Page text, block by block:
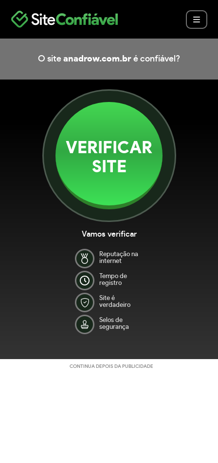
O site anadrow.com.br é confiável?
VERIFICAR
SITE
Vamos verificar
Reputação na
internet
Tempo de
registro
Site é
verdadeiro
Selos de
segurança
CONTINUA DEPOIS DA PUBLICIDADE